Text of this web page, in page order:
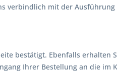
verbindlich mit der
bestätigt. Ebenfalls erhalten
Ihrer Bestellung an die im